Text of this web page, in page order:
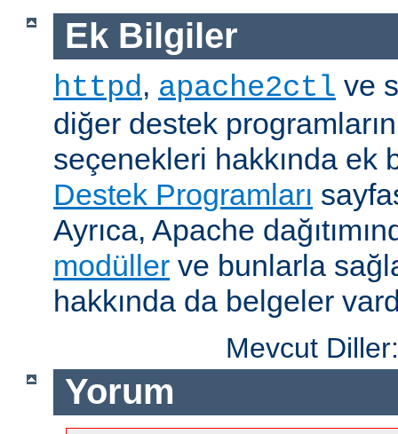
Ek Bilgiler
httpd, apache2ctl ve
diğer destek
seçenekleri hakkında ek
Destek Programları
Ayrıca, Apache
modüller ve bunlarla
hakkında da belgeler
Mevcut
Yorum